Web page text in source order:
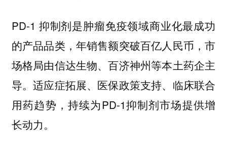
PD-1 抑制剂是肿瘤免疫领域商业化最成功
的产品品类，年销售额突破百亿人民币，市
场格局由信达生物、百济神州等本土药企主
导。适应症拓展、医保政策支持、临床联合
用药趋势，持续为PD-1抑制剂市场提供增
长动力。